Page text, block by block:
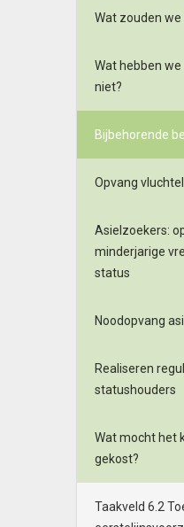
Wat zouden we
Wat hebben
niet?
Bijbehorende
Opvang
Asielzoekers:
minderjarige
status
Noodopvang
Realiseren
statushouders
Wat mocht het
gekost?
Taakveld 6.2